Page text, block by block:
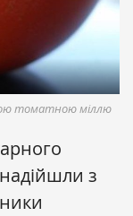
томатною міллю
з